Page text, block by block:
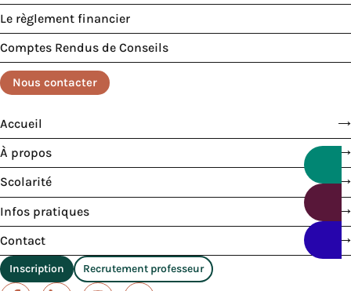
Le règlement financier
Comptes Rendus de Conseils
Nous contacter
Accueil
À propos
Scolarité
Infos pratiques
Contact
Inscription Recrutement professeur